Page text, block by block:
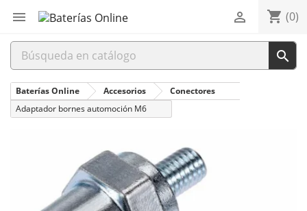
 shopping_cart (0)


Baterías Online Accesorios
Conectores
Adaptador bornes automoción M6